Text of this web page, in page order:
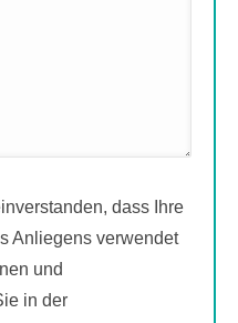
dass Ihre
Anliegens verwendet
und
in der